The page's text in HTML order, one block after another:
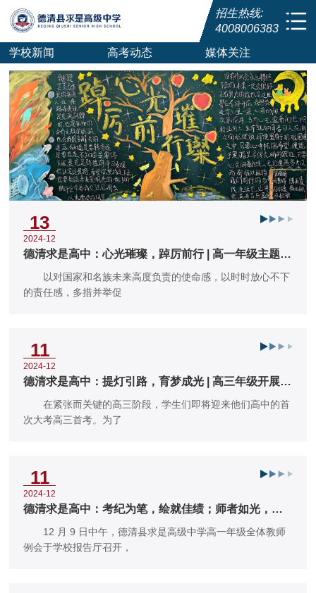
招生热线:
4008006383
学校新闻
高考动态 媒体关注
13
2024-12
德清求是高中：心光璀璨，踔厉前行 | 高一年级主题黑
板报评选活动
以对国家和名族未来高度负责的使命感，以时时放心不下
的责任感，多措并举促
11
2024-12
德清求是高中：提灯引路，育梦成光 | 高三年级开展班
主任心理培训
在紧张而关键的高三阶段，学生们即将迎来他们高中的首
次大考高三首考。为了
11
2024-12
德清求是高中：考纪为笔，绘就佳绩；师者如光，照
亮学途 | 高一年级召开教师
12 月 9 日中午，德清县求是高级中学高一年级全体教师
例会于学校报告厅召开，